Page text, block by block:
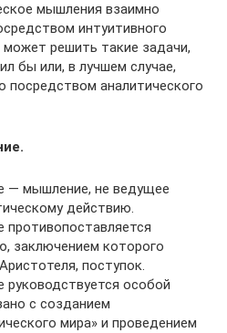
мышления взаимно
интуитивного
решить такие задачи,
бы или, в лучшем случае,
аналитического
— мышление, не ведущее
действию.
заключением которого
поступок.
особой
с созданием
мира» и проведением